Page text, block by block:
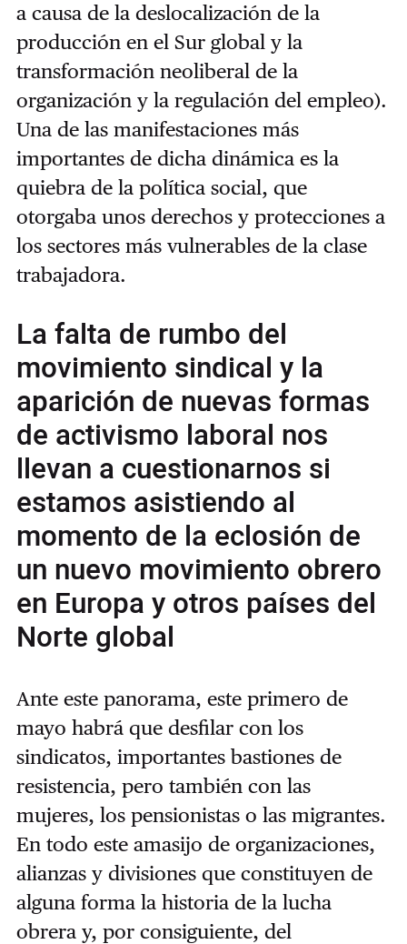
a causa de la deslocalización de la
producción en el Sur global y la
transformación neoliberal de la
organización y la regulación del empleo).
Una de las manifestaciones más
importantes de dicha dinámica es la
quiebra de la política social, que
otorgaba unos derechos y protecciones a
los sectores más vulnerables de la clase
trabajadora.
La falta de rumbo del
movimiento sindical y la
aparición de nuevas formas
de activismo laboral nos
llevan a cuestionarnos si
estamos asistiendo al
momento de la eclosión de
un nuevo movimiento obrero
en Europa y otros países del
Norte global
Ante este panorama, este primero de
mayo habrá que desfilar con los
sindicatos, importantes bastiones de
resistencia, pero también con las
mujeres, los pensionistas o las migrantes.
En todo este amasijo de organizaciones,
alianzas y divisiones que constituyen de
alguna forma la historia de la lucha
obrera y, por consiguiente, del